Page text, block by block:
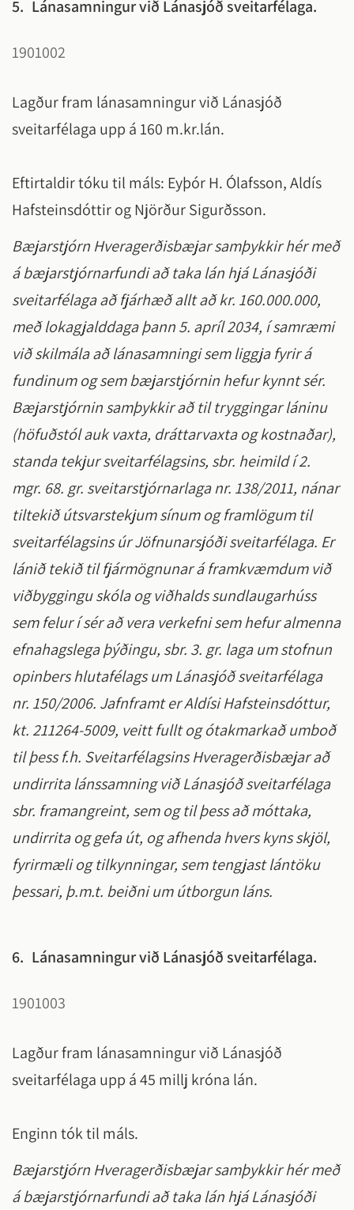
5. Lánasamningur við Lánasjóð sveitarfélaga.
1901002
Lagður fram lánasamningur við Lánasjóð
sveitarfélaga upp á 160 m.kr.lán.
Eftirtaldir tóku til máls: Eyþór H. Ólafsson, Aldís
Hafsteinsdóttir og Njörður Sigurðsson.
Bæjarstjórn Hveragerðisbæjar samþykkir hér með
á bæjarstjórnarfundi að taka lán hjá Lánasjóði
sveitarfélaga að fjárhæð allt að kr. 160.000.000,
með lokagjalddaga þann 5. apríl 2034, í samræmi
við skilmála að lánasamningi sem liggja fyrir á
fundinum og sem bæjarstjórnin hefur kynnt sér.
Bæjarstjórnin samþykkir að til tryggingar láninu
(höfuðstól auk vaxta, dráttarvaxta og kostnaðar),
standa tekjur sveitarfélagsins, sbr. heimild í 2.
mgr. 68. gr. sveitarstjórnarlaga nr. 138/2011, nánar
tiltekið útsvarstekjum sínum og framlögum til
sveitarfélagsins úr Jöfnunarsjóði sveitarfélaga. Er
lánið tekið til fjármögnunar á framkvæmdum við
viðbyggingu skóla og viðhalds sundlaugarhúss
sem felur í sér að vera verkefni sem hefur almenna
efnahagslega þýðingu, sbr. 3. gr. laga um stofnun
opinbers hlutafélags um Lánasjóð sveitarfélaga
nr. 150/2006. Jafnframt er Aldísi Hafsteinsdóttur,
kt. 211264-5009, veitt fullt og ótakmarkað umboð
til þess f.h. Sveitarfélagsins Hveragerðisbæjar að
undirrita lánssamning við Lánasjóð sveitarfélaga
sbr. framangreint, sem og til þess að móttaka,
undirrita og gefa út, og afhenda hvers kyns skjöl,
fyrirmæli og tilkynningar, sem tengjast lántöku
þessari, þ.m.t. beiðni um útborgun láns.
6. Lánasamningur við Lánasjóð sveitarfélaga.
1901003
Lagður fram lánasamningur við Lánasjóð
sveitarfélaga upp á 45 millj króna lán.
Enginn tók til máls.
Bæjarstjórn Hveragerðisbæjar samþykkir hér með
á bæjarstjórnarfundi að taka lán hjá Lánasjóði